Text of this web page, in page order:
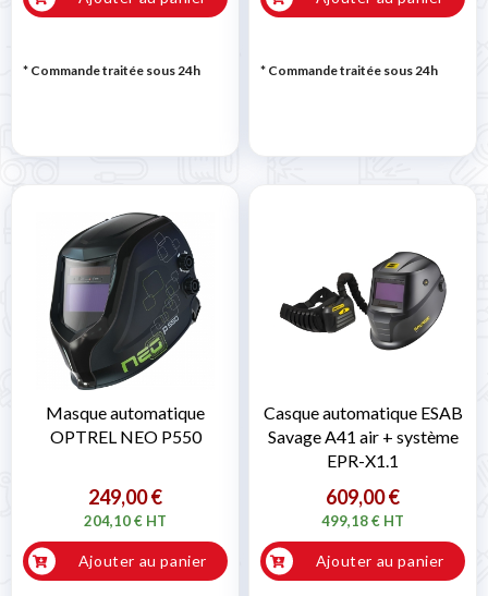
* Commande traitée sous 24h * Commande traitée sous 24h
Masque automatique
OPTREL NEO P550
249,00 €
204,10 € HT
Ajouter au panier
Casque automatique ESAB
Savage A41 air + système
EPR-X1.1
609,00 €
499,18 € HT
Ajouter au panier